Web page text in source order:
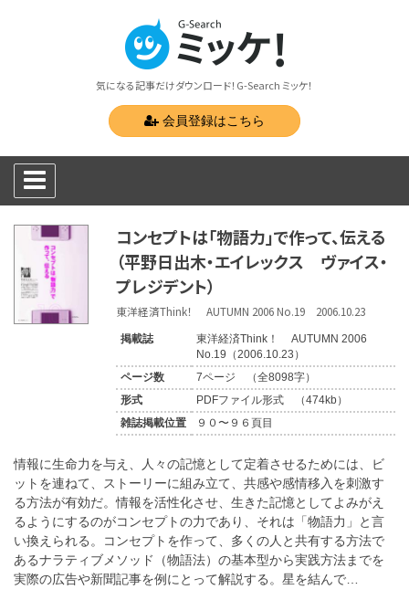
気になる記事だけダウンロード！G-Search ミッケ！
会員登録はこちら
コンセプトは「物語力」で作って、伝える
（平野日出木・エイレックス ヴァイス・
プレジデント）
東洋経済Think！ AUTUMN 2006 No.19 2006.10.23
掲載誌
東洋経済Think！ AUTUMN 2006
No.19（2006.10.23）
ページ数
7ページ （全8098字）
形式
PDFファイル形式 （474kb）
雑誌掲載位置
９０〜９６頁目
情報に生命力を与え、人々の記憶として定着させるためには、ビ
ットを連ねて、ストーリーに組み立て、共感や感情移入を刺激す
る方法が有効だ。情報を活性化させ、生きた記憶としてよみがえ
るようにするのがコンセプトの力であり、それは「物語力」と言
い換えられる。コンセプトを作って、多くの人と共有する方法で
あるナラティブメソッド（物語法）の基本型から実践方法までを
実際の広告や新聞記事を例にとって解説する。星を結んで…